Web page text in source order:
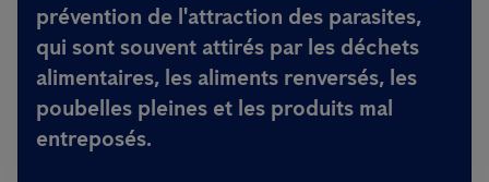
prévention de l'attraction des parasites,
qui sont souvent attirés par les déchets
alimentaires, les aliments renversés, les
poubelles pleines et les produits mal
entreposés.